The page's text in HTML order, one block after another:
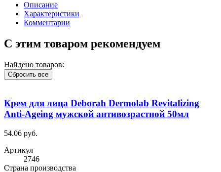
Описание
Характеристики
Комментарии
С этим товаром рекомендуем
Найдено товаров:
Сбросить все
Крем для лица Deborah Dermolab Revitalizing
Anti-Ageing мужской антивозрастной 50мл
54.06 руб.
Артикул
2746
Cтрана производства